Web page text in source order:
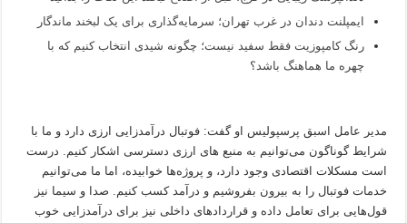
ایمپلنت دندان در غرب تهران؛ سرمایه‌گذاری برای یک لبخند ماندگار
رنگ کامپوزیت فقط سفید نیست؛ چگونه شیدی انتخاب کنیم که با
چهره ما هماهنگ باشد؟
مدیر عامل اسبق پرسپولیس او گفت: فوتبال درآمدزایی ارزی دارد و ما با
شرایط گوناگون می‌توانیم به منبع های ارزی دسترسی اشکار کنیم. درست
است مسکلات اقتصادی وجود دارد، و پروژه‌ها خوابیده، اما ما می‌توانیم
خدمات فوتبال را به بیرون بفروشیم و درآمد کسب کنیم. صدا و سیما نیز
قول‌هایی برای تعامل داده و قرارداد‌های داخلی نیز برای درآمدزایی خوب